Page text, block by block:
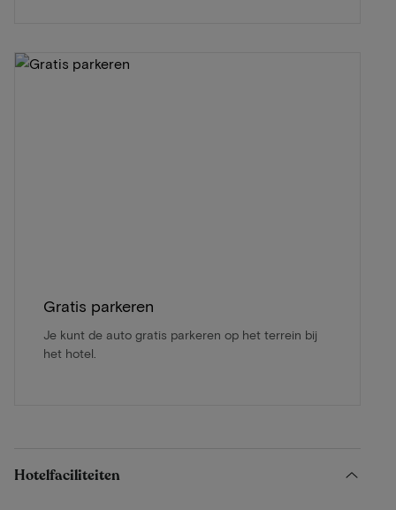
Gratis parkeren
Je kunt de auto gratis parkeren op het terrein bij
het hotel.
Hotelfaciliteiten